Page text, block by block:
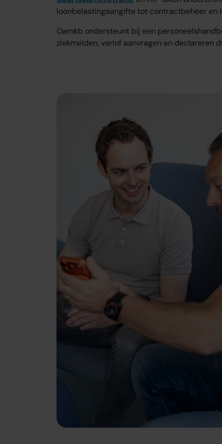
loonbelastingaangifte tot contractbeheer en
Oamkb ondersteunt bij een
ziekmelden, verlof aanvragen en declareren